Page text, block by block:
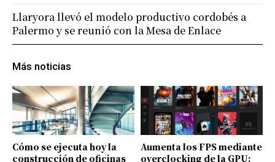
Más noticias
Cómo se ejecuta hoy la
construcción de oficinas
Aumenta los FPS mediante
overclocking de la GPU:
Llaryora llevó el modelo productivo cordobés a
Palermo y se reunió con la Mesa de Enlace